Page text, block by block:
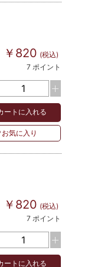
￥820 (税込)
7 ポイント
ートに入れる
お気に入り
￥820 (税込)
7 ポイント
ートに入れる